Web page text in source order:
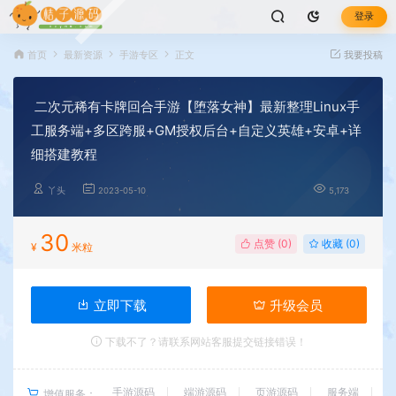
登录
首页 最新资源 手游专区 正文 我要投稿
二次元稀有卡牌回合手游【堕落女神】最新整理Linux手
工服务端+多区跨服+GM授权后台+自定义英雄+安卓+详
细搭建教程
丫头 2023-05-10 5,173
¥ 30 米粒 点赞 (0) 收藏 (0)
立即下载 升级会员
下载不了？请联系网站客服提交链接错误！
手游源码 端游源码 页游源码 服务端